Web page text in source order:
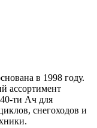
в 1998 году.
ассортимент
ти Ач для
снегоходов и